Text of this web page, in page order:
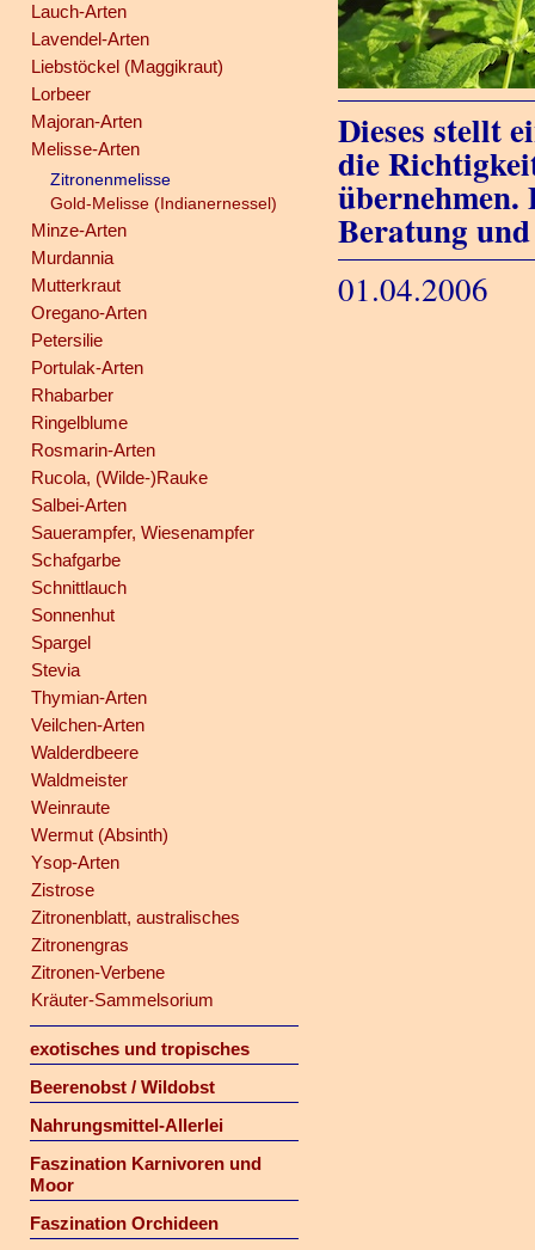
Lauch-Arten
Lavendel-Arten
Liebstöckel (Maggikraut)
Lorbeer
Majoran-Arten
Melisse-Arten
Zitronenmelisse
Gold-Melisse (Indianernessel)
Minze-Arten
Murdannia
Mutterkraut
Oregano-Arten
Petersilie
Portulak-Arten
Rhabarber
Ringelblume
Rosmarin-Arten
Rucola, (Wilde-)Rauke
Salbei-Arten
Sauerampfer, Wiesenampfer
Schafgarbe
Schnittlauch
Sonnenhut
Spargel
Stevia
Thymian-Arten
Veilchen-Arten
Walderdbeere
Waldmeister
Weinraute
Wermut (Absinth)
Ysop-Arten
Zistrose
Zitronenblatt, australisches
Zitronengras
Zitronen-Verbene
Kräuter-Sammelsorium
exotisches und tropisches
Beerenobst / Wildobst
Nahrungsmittel-Allerlei
Faszination Karnivoren und
Moor
Faszination Orchideen
Dieses stellt
die
Beratung
01.04.2006